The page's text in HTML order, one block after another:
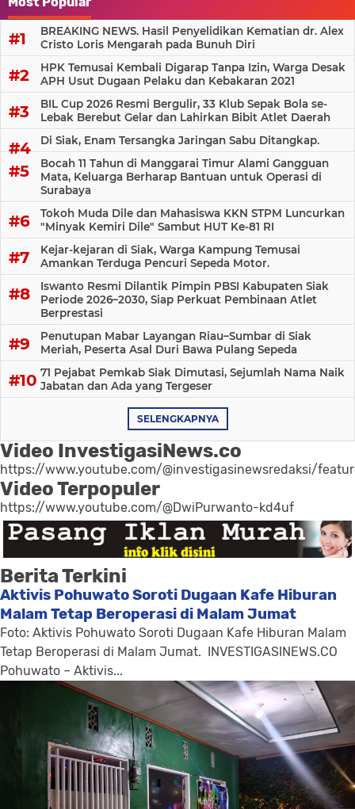
BREAKING NEWS. Hasil Penyelidikan Kematian dr. Alex
Cristo Loris Mengarah pada Bunuh Diri
HPK Temusai Kembali Digarap Tanpa Izin, Warga Desak
APH Usut Dugaan Pelaku dan Kebakaran 2021
BIL Cup 2026 Resmi Bergulir, 33 Klub Sepak Bola se-
Lebak Berebut Gelar dan Lahirkan Bibit Atlet Daerah
Di Siak, Enam Tersangka Jaringan Sabu Ditangkap.
Bocah 11 Tahun di Manggarai Timur Alami Gangguan
Mata, Keluarga Berharap Bantuan untuk Operasi di
Surabaya
Tokoh Muda Dile dan Mahasiswa KKN STPM Luncurkan
"Minyak Kemiri Dile" Sambut HUT Ke-81 RI
Kejar-kejaran di Siak, Warga Kampung Temusai
Amankan Terduga Pencuri Sepeda Motor.
Iswanto Resmi Dilantik Pimpin PBSI Kabupaten Siak
Periode 2026–2030, Siap Perkuat Pembinaan Atlet
Berprestasi
Penutupan Mabar Layangan Riau–Sumbar di Siak
Meriah, Peserta Asal Duri Bawa Pulang Sepeda
71 Pejabat Pemkab Siak Dimutasi, Sejumlah Nama Naik
Jabatan dan Ada yang Tergeser
SELENGKAPNYA
Video InvestigasiNews.co
https://www.youtube.com/@investigasinewsredaksi/
Video Terpopuler
https://www.youtube.com/@DwiPurwanto-kd4uf
Berita Terkini
Aktivis Pohuwato Soroti Dugaan Kafe Hiburan
Malam Tetap Beroperasi di Malam Jumat
Foto: Aktivis Pohuwato Soroti Dugaan Kafe Hiburan Malam
Tetap Beroperasi di Malam Jumat. INVESTIGASINEWS.CO
Pohuwato – Aktivis...